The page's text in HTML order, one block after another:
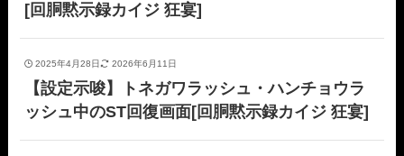
[回胴黙示録カイジ 狂宴]
2025年4月28日 2026年6月11日
【設定示唆】トネガワラッシュ・ハンチョウラ
ッシュ中のST回復画面[回胴黙示録カイジ 狂宴]